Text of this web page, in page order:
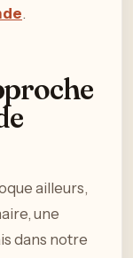
.
ailleurs,
une
dans notre